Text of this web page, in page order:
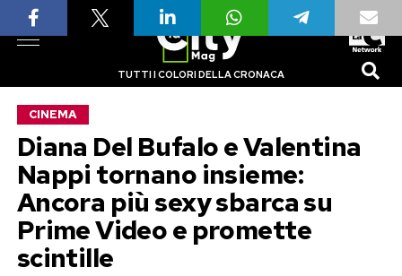
TUTTI I COLORI DELLA CRONACA
CINEMA
Diana Del Bufalo e Valentina
Nappi tornano insieme:
Ancora più sexy sbarca su
Prime Video e promette
scintille